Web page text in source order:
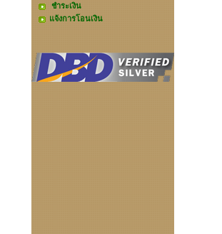
ชำระเงิน
แจ้งการโอนเงิน